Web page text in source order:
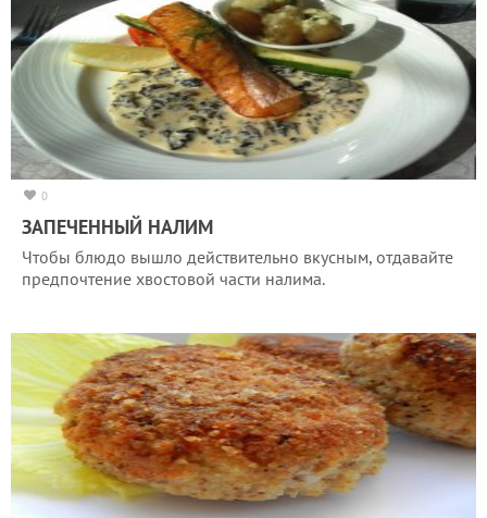
0
ЗАПЕЧЕННЫЙ НАЛИМ
Чтобы блюдо вышло действительно вкусным, отдавайте
предпочтение хвостовой части налима.